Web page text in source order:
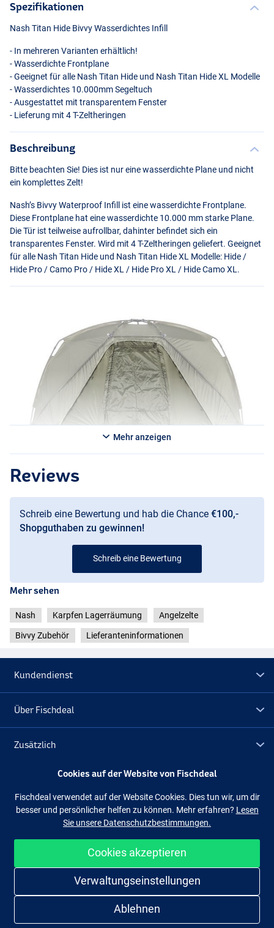
Spezifikationen
Nash Titan Hide Bivvy Wasserdichtes Infill
- In mehreren Varianten erhältlich!
- Wasserdichte Frontplane
- Geeignet für alle Nash Titan Hide und Nash Titan Hide XL Modelle
- Wasserdichtes 10.000mm Segeltuch
- Ausgestattet mit transparentem Fenster
- Lieferung mit 4 T-Zeltheringen
Beschreibung
Bitte beachten Sie! Dies ist nur eine wasserdichte Plane und nicht
ein komplettes Zelt!
Nash’s Bivvy Waterproof Infill ist eine wasserdichte Frontplane.
Diese Frontplane hat eine wasserdichte 10.000 mm starke Plane.
Die Tür ist teilweise aufrollbar, dahinter befindet sich ein
transparentes Fenster. Wird mit 4 T-Zeltheringen geliefert. Geeignet
für alle Nash Titan Hide und Nash Titan Hide XL Modelle: Hide /
Hide Pro / Camo Pro / Hide XL / Hide Pro XL / Hide Camo XL.
Mehr anzeigen
Reviews
Schreib eine Bewertung und hab die Chance €100,-
Shopguthaben zu gewinnen!
Schreib eine Bewertung
Mehr sehen
Nash Karpfen Lagerräumung Angelzelte
Bivvy Zubehör Lieferanteninformationen
Kundendienst
Über Fischdeal
Zusätzlich
Lagerräumung
Facebook
Einfach und sicher shoppen
Cookies auf der Website von Fischdeal
Fischdeal verwendet auf der Website Cookies. Dies tun wir, um dir
besser und persönlicher helfen zu können. Mehr erfahren? Lesen
Sie unsere Datenschutzbestimmungen.
Cookies akzeptieren
Verwaltungseinstellungen
Ablehnen